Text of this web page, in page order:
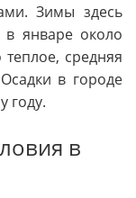
Зимы здесь
в январе около
теплое, средняя
в городе
году.
в